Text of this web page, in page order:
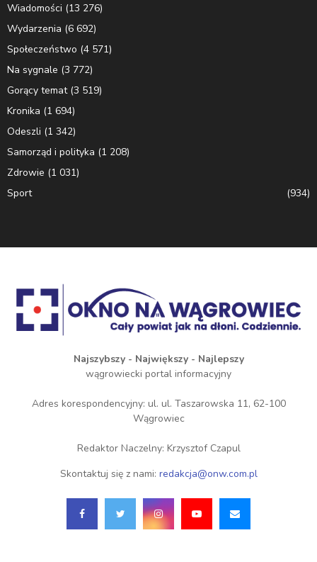
Wiadomości (13 276)
Wydarzenia (6 692)
Społeczeństwo (4 571)
Na sygnale (3 772)
Gorący temat(3 519)
Kronika (1 694)
Odeszli (1 342)
Samorząd i polityka (1 208)
Zdrowie (1 031)
Sport
(934)
Najszybszy - Największy - Najlepszy
wągrowiecki portal informacyjny
Adres korespondencyjny: ul. ul. Taszarowska 11, 62-100
Wągrowiec
Redaktor Naczelny: Krzysztof Czapul
Skontaktuj się z nami: redakcja@onw.com.pl